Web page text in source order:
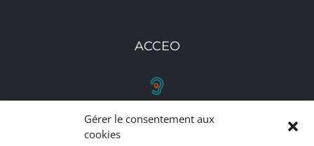
Gérer le consentement aux
cookies
ACCEO
RETROUVEZ-NOUS